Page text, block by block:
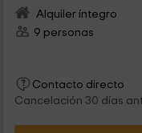
Alquiler íntegro
9 personas
Contacto directo
Cancelación 30 días